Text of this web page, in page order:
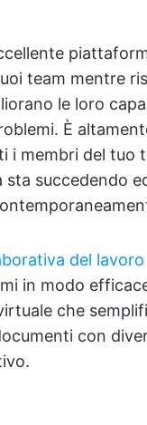
team mentre
le loro
È
i membri del tuo
sta succedendo
del lavoro
in modo
che
con